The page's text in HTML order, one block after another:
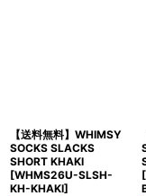
【送料無料】WHIMSY
SOCKS SLACKS
SHORT KHAKI
[WHMS26U-SLSH-
KH-KHAKI]
[